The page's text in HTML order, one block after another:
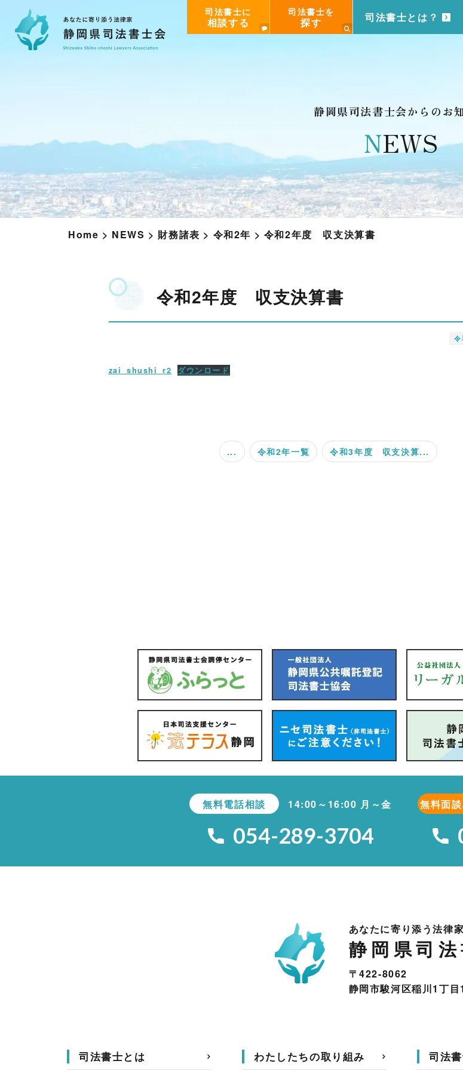
司法書士に
相談する
司法書士を
探す 司法書士とは？
静岡県司法書士会からのお
NEWS
Home > NEWS > 財務諸表 > 令和2年 > 令和2年度 収支決算書
令和2年度 収支決算書
令
zai_shushi_r2 ダウンロード
... 令和2年一覧 令和3年度 収支決算...
無料電話相談 14:00～16:00 月～金
054-289-3704
無料面
あなたに寄り添う法律家
静岡県司
〒422-8062
静岡市駿河区稲川1丁
司法書士とは わたしたちの取り組み 司法